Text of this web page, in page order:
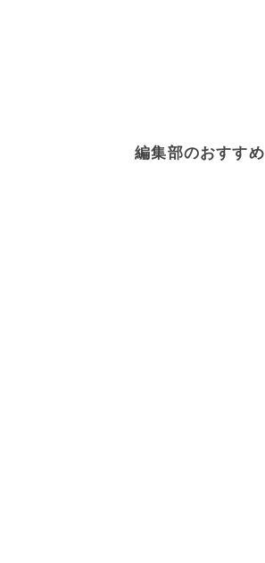
編集部のおすすめ